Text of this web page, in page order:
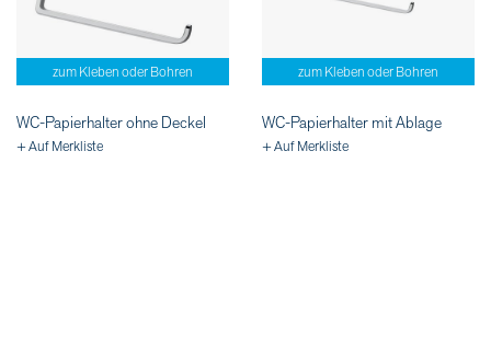
zum Kleben oder Bohren
WC-Papierhalter ohne Deckel
+ Auf Merkliste
zum Kleben oder Bohren
WC-Papierhalter mit Ablage
+ Auf Merkliste